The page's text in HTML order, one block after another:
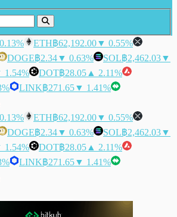
ETH฿62,192.00▼ 0.55%
DOGE฿2.34▼ 0.63% SOL฿2,462.03▼
1.54% DOT฿28.05 ▲ 2.11%
LINK฿271.65▼ 1.41%
ETH฿62,192.00▼ 0.55%
DOGE฿2.34▼ 0.63% SOL฿2,462.03▼
1.54% DOT฿28.05 ▲ 2.11%
LINK฿271.65▼ 1.41%